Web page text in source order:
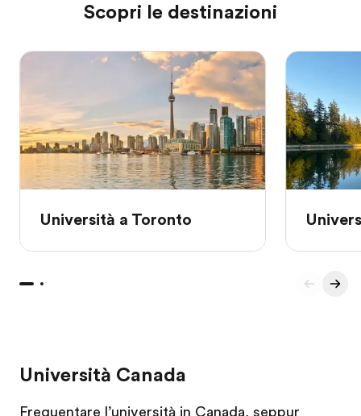
Scopri le destinazioni
Università a Toronto
Università Canada
Frequentare l’università in Canada, seppur